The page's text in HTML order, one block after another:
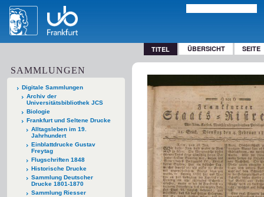
TITEL ÜBERSICHT SEITE
SAMMLUNGEN
Digitale Sammlungen
Archiv der
Universitätsbibliothek JCS
Biologie
Frankfurt und Seltene Drucke
Alltagsleben im 19.
Jahrhundert
Einblattdrucke Gustav
Freytag
Flugschriften 1848
Historische Drucke
Sammlung Deutscher
Drucke 1801-1870
Sammlung Riesser